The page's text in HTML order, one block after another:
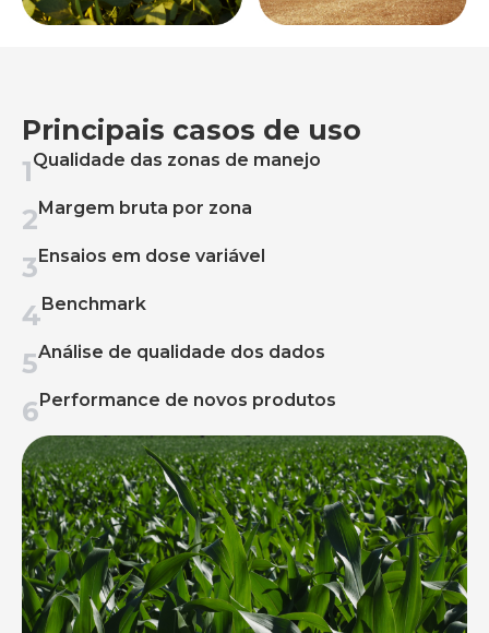
Principais casos de uso
1Qualidade das zonas de manejo
2 Margem bruta por zona
3 Ensaios em dose variável
4 Benchmark
5Análise de qualidade dos dados
6 Performance de novos produtos